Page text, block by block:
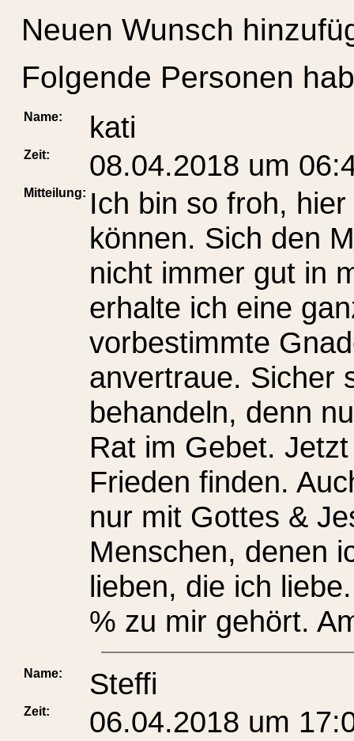
Neuen Wunsch
Folgende Personen
Name: kati
Zeit: 08.04.2018 um
Mitteilung: Ich bin so froh,
können. Sich den
nicht immer gut in
erhalte ich eine
vorbestimmte
anvertraue. Sicher
behandeln, denn
Rat im Gebet.
Frieden finden.
nur mit Gottes &
Menschen, denen
lieben, die ich
% zu mir gehört.
Name: Steffi
Zeit: 06.04.2018 um